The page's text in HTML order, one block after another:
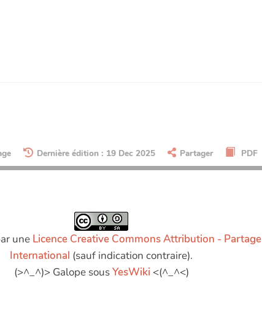
Dernière édition : 19 Dec 2025 Partager PDF
une Licence Creative Commons Attribution -
International (sauf indication contraire).
(>^_^)> Galope sousYesWiki <(^_^<)